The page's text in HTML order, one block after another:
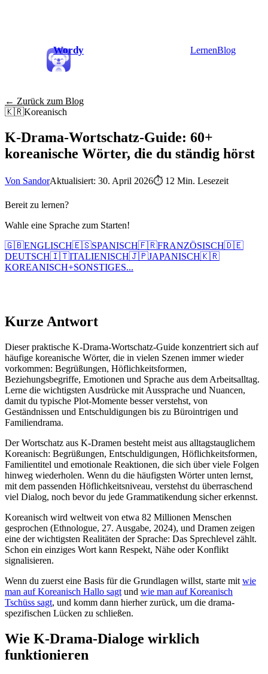
Wordy LernenBlog
← Zurück zum Blog
🇰🇷Koreanisch
K-Drama-Wortschatz-Guide: 60+
koreanische Wörter, die du ständig hörst
Von SandorAktualisiert: 30. April 2026⏱ 12 Min. Lesezeit
Bereit zu lernen?
Wahle eine Sprache zum Starten!
🇬🇧ENGLISCH🇪🇸SPANISCH🇫🇷FRANZÖSISCH🇩🇪
DEUTSCH🇮🇹ITALIENISCH🇯🇵JAPANISCH🇰🇷
KOREANISCH+SONSTIGES...
Kurze Antwort
Dieser praktische K-Drama-Wortschatz-Guide konzentriert sich auf
häufige koreanische Wörter, die in vielen Szenen immer wieder
vorkommen: Begrüßungen, Höflichkeitsformen,
Beziehungsbegriffe, Emotionen und Sprache aus dem Arbeitsalltag.
Lerne die wichtigsten Ausdrücke mit Aussprache und Nuancen,
damit du typische Plot-Momente besser verstehst, von
Geständnissen und Entschuldigungen bis zu Bürointrigen und
Familiendrama.
Der Wortschatz aus K-Dramen besteht meist aus alltagstauglichem
Koreanisch: Begrüßungen, Entschuldigungen, Höflichkeitsformen,
Familientitel und emotionale Reaktionen, die sich über viele Folgen
hinweg wiederholen. Wenn du die häufigsten Wörter unten lernst,
mit dem passenden Höflichkeitsniveau, verstehst du überraschend
viel Dialog, noch bevor du jede Grammatikendung sicher erkennst.
Koreanisch wird weltweit von etwa 82 Millionen Menschen
gesprochen (Ethnologue, 27. Ausgabe, 2024), und Dramen zeigen
eine der wichtigsten Realitäten der Sprache: Das Sprechlevel zählt.
Schon ein einziges Wort kann Respekt, Nähe oder Konflikt
signalisieren.
Wenn du zuerst eine Basis für die Grundlagen willst, starte mit wie
man auf Koreanisch Hallo sagt und wie man auf Koreanisch
Tschüss sagt, und komm dann hierher zurück, um die drama-
spezifischen Lücken zu schließen.
Wie K-Drama-Dialoge wirklich
funktionieren